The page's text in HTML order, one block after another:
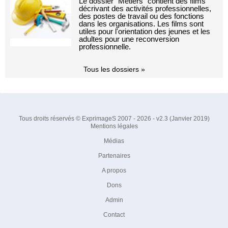
décrivant des activités professionnelles,
des postes de travail ou des fonctions
dans les organisations. Les films sont
utiles pour l'orientation des jeunes et les
adultes pour une reconversion
professionnelle.
Tous les dossiers »
Tous droits réservés © ExprimageS 2007 - 2026 - v2.3 (Janvier 2019)
Mentions légales
Médias
Partenaires
A propos
Dons
Admin
Contact